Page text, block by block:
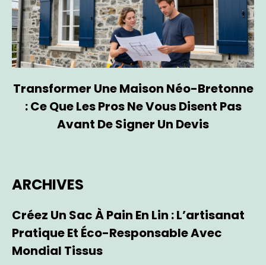
Transformer Une Maison Néo-Bretonne
: Ce Que Les Pros Ne Vous Disent Pas
Avant De Signer Un Devis
ARCHIVES
Créez Un Sac À Pain En Lin : L’artisanat
Pratique Et Éco-Responsable Avec
Mondial Tissus